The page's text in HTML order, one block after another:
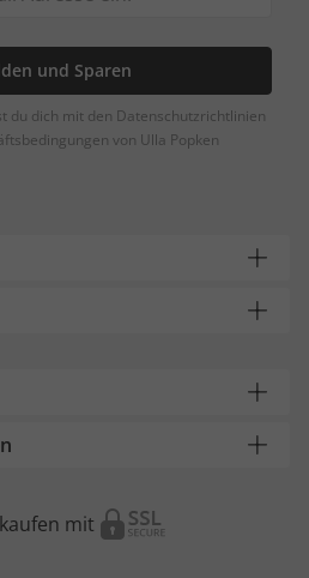
und Sparen
du dich mit den Datenschutzrichtlinien
von Ulla Popken
mit